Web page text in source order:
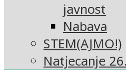
javnost
Nabava
STEM(AJMO!)
Natjecanje